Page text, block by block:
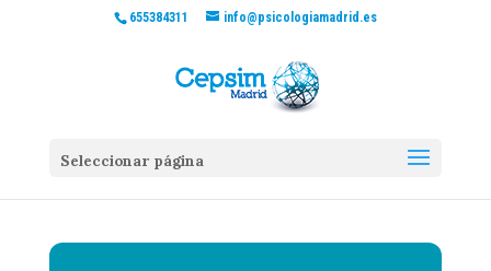
655384311 info@psicologiamadrid.es
Seleccionar página